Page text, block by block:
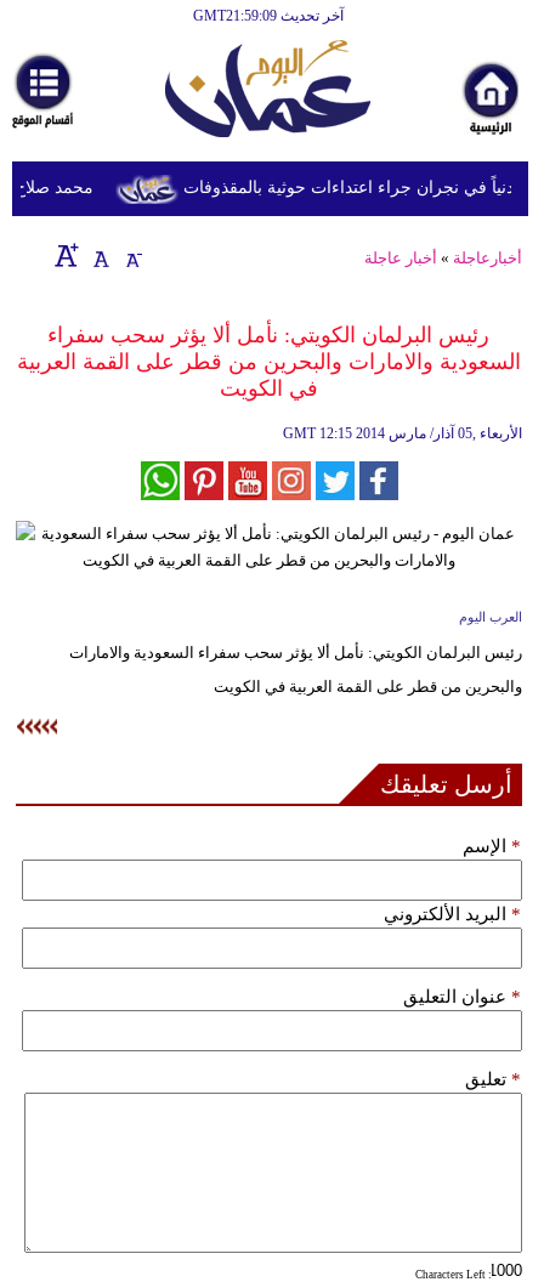
آخر تحديث GMT21:59:09
أخبارعاجلة
رياضة
ثقافة
إقتصاد
وموسيقى
أزياء
سياحة
إعلام
بيئة
مدوَّنات
محمد صلاح يصل
أخبارعاجلة » أخبار عاجلة
رئيس البرلمان الكويتي: نأمل ألا يؤثر سحب سفراء
السعودية والامارات والبحرين من قطر على القمة العربية
في الكويت
GMT 12:15 2014 الأربعاء ,05 آذار/ مارس
العرب اليوم
رئيس البرلمان الكويتي: نأمل ألا يؤثر سحب سفراء السعودية والامارات
والبحرين من قطر على القمة العربية في الكويت
أرسل تعليقك
الإسم *
البريد الألكتروني *
عنوان التعليق *
تعليق *
: Characters Left